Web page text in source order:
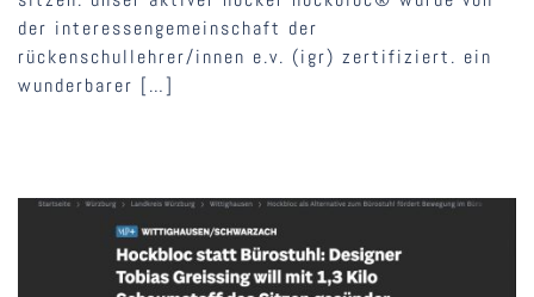
der interessengemeinschaft der
rückenschullehrer/innen e.v. (igr) zertifiziert. ein
wunderbarer […]